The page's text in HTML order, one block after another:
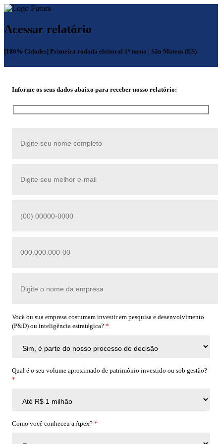
Acessar relatório
[100% Cidades] Primeira rodada eleitoral 1º turno | São Mateus (ES)
Informe os seus dados abaixo para receber nosso relatório:
Você ou sua empresa costumam investir em pesquisa e desenvolvimento
(P&D) ou inteligência estratégica? *
Qual é o seu volume aproximado de patrimônio investido ou sob gestão?
*
Como você conheceu a Apex? *